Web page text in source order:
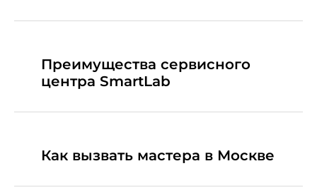
Преимущества сервисного
центра SmartLab
Как вызвать мастера в Москве